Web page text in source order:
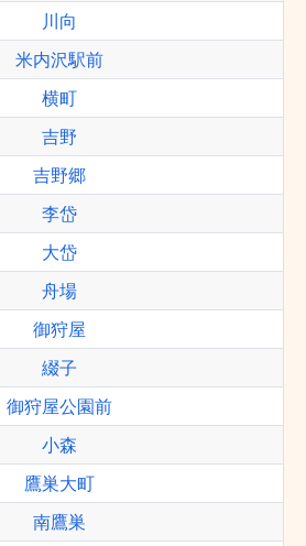
川向
米内沢駅前
横町
吉野
吉野郷
李岱
大岱
舟場
御狩屋
綴子
御狩屋公園前
小森
鷹巣大町
南鷹巣